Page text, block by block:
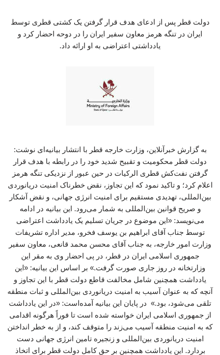
دولت قطر پس از ادعای هدف قرار گرفتن یک کشتی قطری توسط
ایران در تنگه هرمز معاون سفیر ایران را در دوحه احضار کرد و
یادداشتی اعتراضی به او ارائه داد.
به گزارش خبرآنلاین، وزارت خارجه قطر با انتشار بیانیه‌ای نوشت:
دولت قطر محکومیت و تقبیح شدید خود را در رابطه با هدف قرار
گرفتن نفت‌کش قطری الرکیات در حین عبور از نزدیکی تنگه هرمز
اعلام کرد؛ و تاکید نمود که این تجاوز، نقض خطرناک امنیت دریانوردی
بین‌المللی، تهدیدی مستقیم برای امنیت انرژی جهانی، و نقض آشکار
و صریح قوانین بین‌المللی به شمار می‌رود. این بیانیه در ادامه
می‌نویسد: «این موضوع در جریان تسلیم یک یادداشت اعتراضی
توسط جناب آقای ابراهیم بن یوسف فخرو، مدیر اداره تشریفات
وزارت امور خارجه، به جناب آقای محسن محمد قانعی، معاون سفیر
جمهوری اسلامی ایران در قطر، در پی احضار وی به مقر این
وزارتخانه در روز جاری صورت گرفت.» بر اساس این بیانیه: «این
یادداشت همچنین شامل مخالفت قاطع دولت قطر با این تجاوز و
آنچه که به عنوان آسیب به امنیت دریانوردی بین‌المللی و ثبات منطقه
تلقی می‌شود، بود.» در پایان این بیانیه آمده‌است: «در این یادداشت
از جمهوری اسلامی ایران خواسته شده است تا فوراً هرگونه اقدامی
که به امنیت منطقه آسیب می‌زند را متوقف کند، و از به خطر انداختن
امنیت دریانوردی بین‌المللی و زنجیره تامین انرژی جهانی دست
بردارد. این یادداشت همچنین بر حق کامل دولت قطر برای اتخاذ